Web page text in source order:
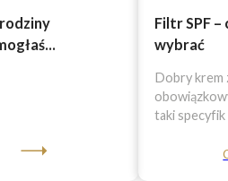
Filtr SPF
wybrać
Dobry krem
taki specyfik